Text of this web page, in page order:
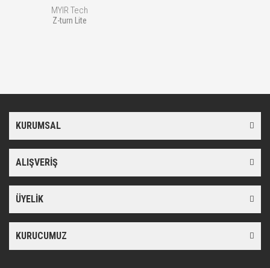
MYIR Tech
Z-turn Lite
KURUMSAL
ALIŞVERİŞ
ÜYELİK
KURUCUMUZ